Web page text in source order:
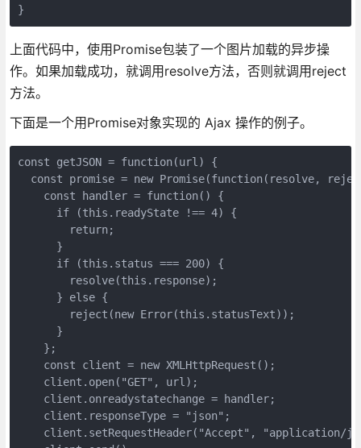
}
上面代码中，使用Promise包装了一个图片加载的异步操
作。如果加载成功，就调用resolve方法，否则就调用reject
方法。
下面是一个用Promise对象实现的 Ajax 操作的例子。
const getJSON = function(url) {
const promise = new Promise(function(resolve,
    const handler = function() {
      if (this.readyState !== 4) {
        return;
      }
      if (this.status === 200) {
        resolve(this.response);
      } else {
        reject(new Error(this.statusText));
      }
    };
    const client = new XMLHttpRequest();
    client.open("GET", url);
    client.onreadystatechange = handler;
    client.responseType = "json";
client.setRequestHeader("Accept", "application/